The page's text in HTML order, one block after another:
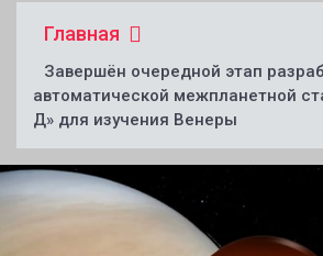
Главная
Завершён очередной этап
автоматической межпланетной
Д» для изучения Венеры